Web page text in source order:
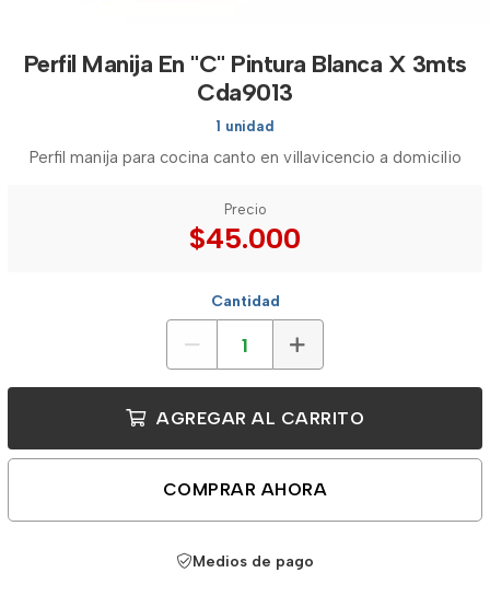
Perfil Manija En "C" Pintura Blanca X 3mts
Cda9013
1 unidad
Perfil manija para cocina canto en villavicencio a domicilio
Precio
$45.000
Cantidad
AGREGAR AL CARRITO
COMPRAR AHORA
Medios de pago